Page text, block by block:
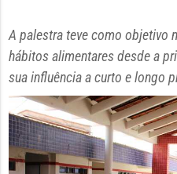
A palestra teve como objetivo
hábitos alimentares desde a
sua influência a curto e longo